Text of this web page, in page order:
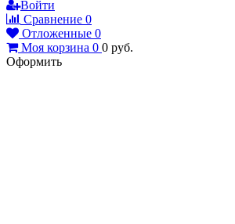
Войти
Сравнение 0
Отложенные 0
Моя корзина 0 0 руб.
Оформить